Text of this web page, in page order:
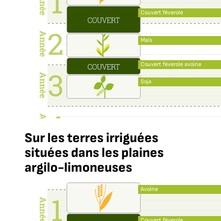
Couvert féverole
Maïs
Couvert féverole avoine
Soja
Sur les terres irriguées
situées dans les plaines
argilo-limoneuses
Avoine